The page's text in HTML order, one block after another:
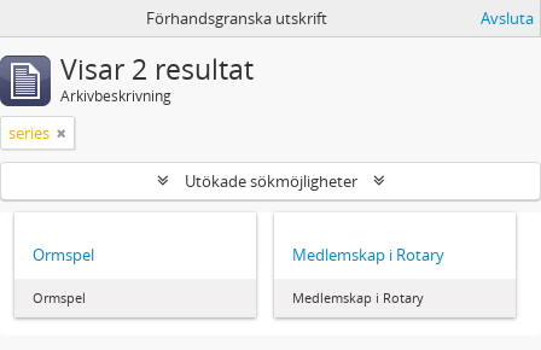
Förhandsgranska utskrift Avsluta
Visar 2 resultat
Arkivbeskrivning
series
Utökade sökmöjligheter
Ormspel
Ormspel
Medlemskap i Rotary
Medlemskap i Rotary